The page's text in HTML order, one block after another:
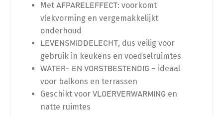
Met AFPARELEFFECT: voorkomt
vlekvorming en vergemakkelijkt
onderhoud
LEVENSMIDDELECHT, dus veilig voor
gebruik in keukens en voedselruimtes
WATER- EN VORSTBESTENDIG – ideaal
voor balkons en terrassen
Geschikt voor VLOERVERWARMING en
natte ruimtes